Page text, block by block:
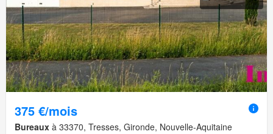
375 €/mois
Bureaux à 33370, Tresses, Gironde, Nouvelle-Aquitaine